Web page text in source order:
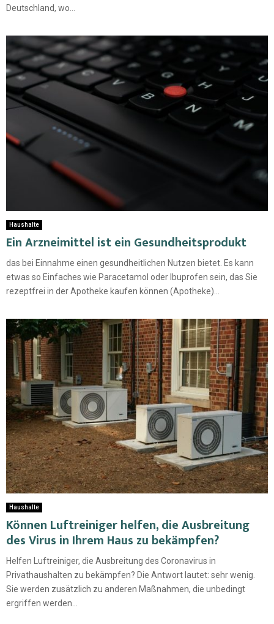
Deutschland, wo...
Haushalte
Ein Arzneimittel ist ein Gesundheitsprodukt
das bei Einnahme einen gesundheitlichen Nutzen bietet. Es kann
etwas so Einfaches wie Paracetamol oder Ibuprofen sein, das Sie
rezeptfrei in der Apotheke kaufen können (Apotheke)...
Haushalte
Können Luftreiniger helfen, die Ausbreitung
des Virus in Ihrem Haus zu bekämpfen?
Helfen Luftreiniger, die Ausbreitung des Coronavirus in
Privathaushalten zu bekämpfen? Die Antwort lautet: sehr wenig.
Sie werden zusätzlich zu anderen Maßnahmen, die unbedingt
ergriffen werden...